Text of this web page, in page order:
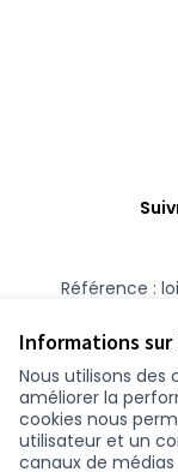
Informations
Nous utilisons des
améliorer la
cookies nous
utilisateur et un
canaux de médias
Référence :
Conditions
Paramètres des
participer.loire-